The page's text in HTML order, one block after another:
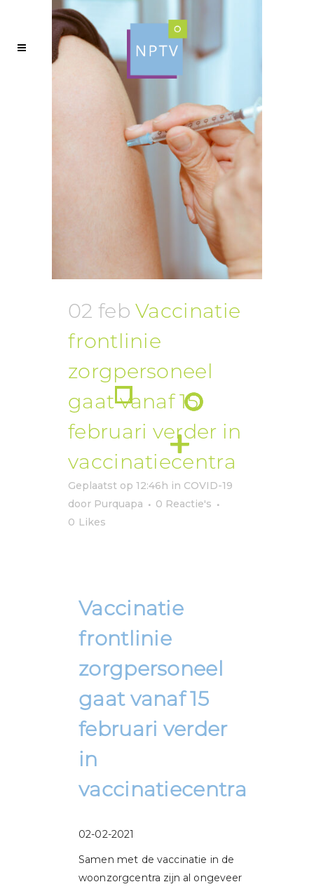
02 feb Vaccinatie
frontlinie
zorgpersoneel
gaat vanaf 15
februari verder in
vaccinatiecentra
Geplaatst op 12:46h in COVID-19
door Purquapa
0 Reactie's
0 Likes
Vaccinatie
frontlinie
zorgpersoneel
gaat vanaf 15
februari verder
in
vaccinatiecentra
02-02-2021
Samen met de vaccinatie in de
woonzorgcentra zijn al ongeveer